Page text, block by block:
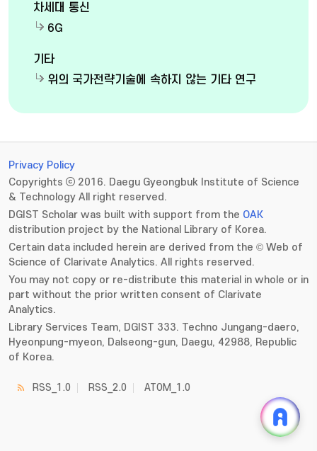
차세대 통신
6G
기타
위의 국가전략기술에 속하지 않는 기타 연구
Privacy Policy
Copyrights ⓒ 2016. Daegu Gyeongbuk Institute of Science
& Technology All right reserved.
DGIST Scholar was built with support from the OAK
distribution project by the National Library of Korea.
Certain data included herein are derived from the © Web of
Science of Clarivate Analytics. All rights reserved.
You may not copy or re-distribute this material in whole or in
part without the prior written consent of Clarivate
Analytics.
Library Services Team, DGIST 333. Techno Jungang-daero,
Hyeonpung-myeon, Dalseong-gun, Daegu, 42988, Republic
of Korea.
RSS_1.0 RSS_2.0 ATOM_1.0